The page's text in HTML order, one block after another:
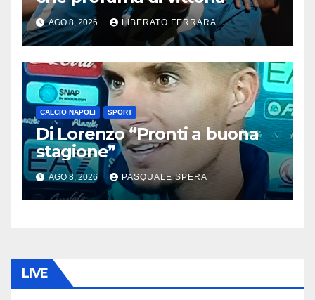
AGO 8, 2026 LIBERATO FERRARA
CALCIO NAPOLI SPORT
Di Lorenzo “Pronti a buona
stagione”
AGO 8, 2026 PASQUALE SPERA
LIVE